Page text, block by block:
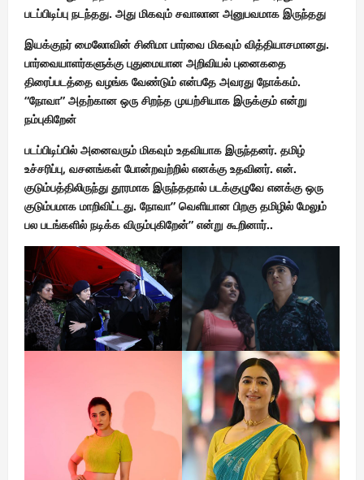
படப்பிடிப்பு நடந்தது. அது மிகவும் சவாலான அனுபவமாக இருந்தது
இயக்குநர் மைலோவின் சினிமா பார்வை மிகவும் வித்தியாசமானது.
பார்வையாளர்களுக்கு புதுமையான அறிவியல் புனைகதை
திரைப்படத்தை வழங்க வேண்டும் என்பதே அவரது நோக்கம்.
“நோவா” அதற்கான ஒரு சிறந்த முயற்சியாக இருக்கும் என்று
நம்புகிறேன்
படப்பிடிப்பில் அனைவரும் மிகவும் உதவியாக இருந்தனர். தமிழ்
உச்சரிப்பு, வசனங்கள் போன்றவற்றில் எனக்கு உதவினர். என்.
குடும்பத்திலிருந்து தூரமாக இருந்ததால் படக்குழுவே எனக்கு ஒரு
குடும்பமாக மாறிவிட்டது. நோவா” வெளியான பிறகு தமிழில் மேலும்
பல படங்களில் நடிக்க விரும்புகிறேன்” என்று கூறினார்..